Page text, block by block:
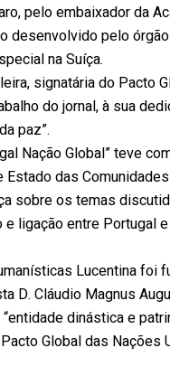
pelo embaixador da
desenvolvido pelo
na Suíça.
signatária do Pacto
do jornal, à sua
paz”.
Nação Global” teve
das
sobre os temas
ligação entre Portugal
Lucentina foi
D. Cláudio Magnus
dinástica e
Global das Nações